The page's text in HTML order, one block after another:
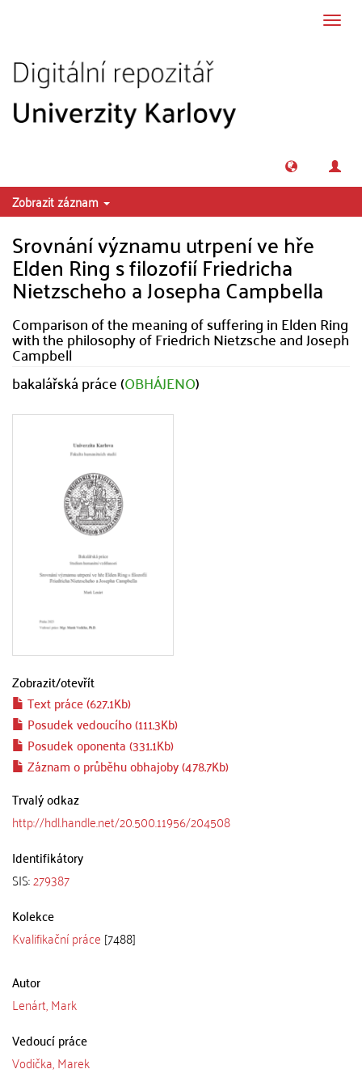
Zobrazit záznam
Srovnání významu utrpení ve hře
Elden Ring s filozofií Friedricha
Nietzscheho a Josepha Campbella
Comparison of the meaning of suffering in Elden Ring
with the philosophy of Friedrich Nietzsche and Joseph
Campbell
bakalářská práce (OBHÁJENO)
Zobrazit/otevřít
Text práce (627.1Kb)
Posudek vedoucího (111.3Kb)
Posudek oponenta (331.1Kb)
Záznam o průběhu obhajoby (478.7Kb)
Trvalý odkaz
http://hdl.handle.net/20.500.11956/204508
Identifikátory
SIS:279387
Kolekce
Kvalifikační práce [7488]
Autor
Lenárt, Mark
Vedoucí práce
Vodička, Marek